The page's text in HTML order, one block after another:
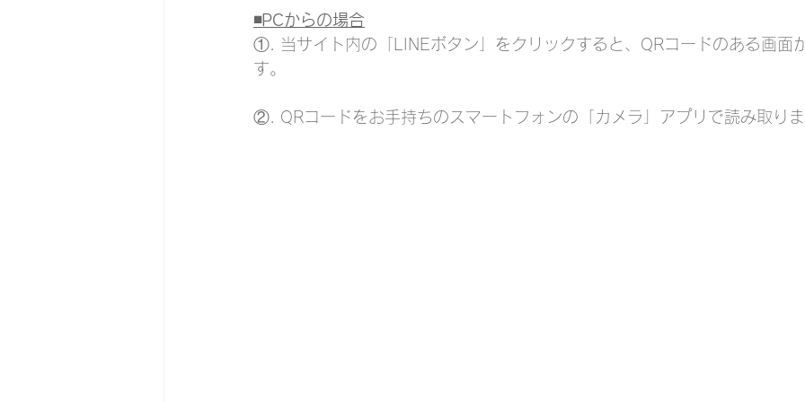
◾️PCからの場合
①. 当サイト内の「LINEボタン」をクリックすると、QRコードのある画面
す。
②. QRコードをお手持ちのスマートフォンの「カメラ」アプリで読み取りま